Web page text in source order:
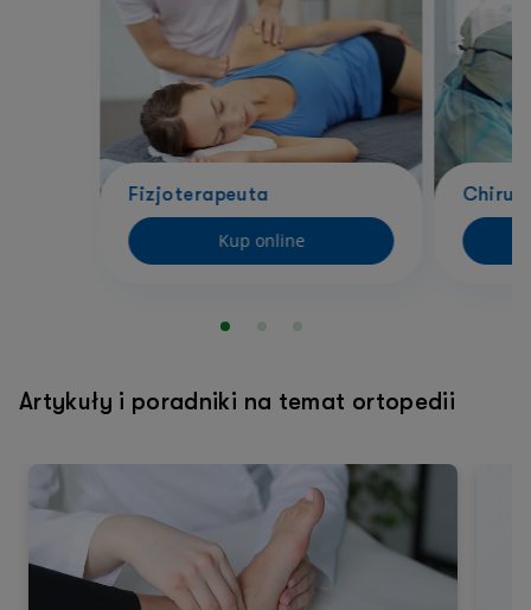
Fizjoterapeuta
Kup online
Artykuły i poradniki na temat ortopedii